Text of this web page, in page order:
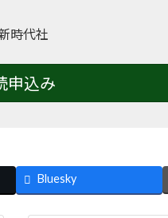
時代社
申込み
Bluesky